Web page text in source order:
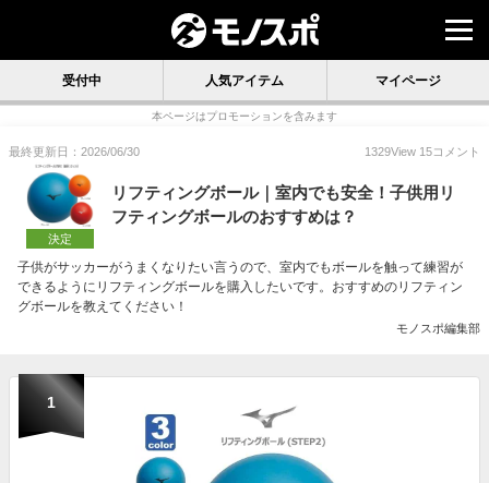
受付中 人気アイテム マイページ
本ページはプロモーションを含みます
最終更新日：2026/06/30 1329View 15コメント
決定
リフティングボール｜室内でも安全！子供用リ
フティングボールのおすすめは？
子供がサッカーがうまくなりたい言うので、室内でもボールを触って練習が
できるようにリフティングボールを購入したいです。おすすめのリフティン
グボールを教えてください！
モノスポ編集部
1